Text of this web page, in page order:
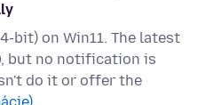
bit) on Win11. The latest
but no notification is
do it or offer the